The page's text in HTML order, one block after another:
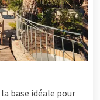
base idéale pour